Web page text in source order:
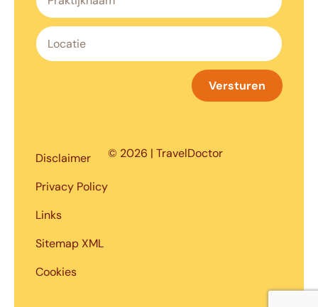
Versturen
Disclaimer
Privacy Policy
Links
Sitemap XML
Cookies
© 2026 | TravelDoctor